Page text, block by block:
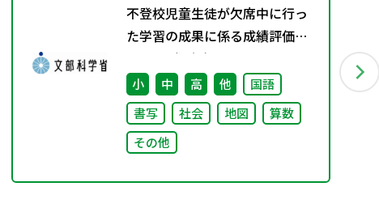
不登校児童生徒が欠席中に行っ
た学習の成果に係る成績評価に
ついて（通知）
小 中 高 他
国語
書写
社会 地図
算数
その他